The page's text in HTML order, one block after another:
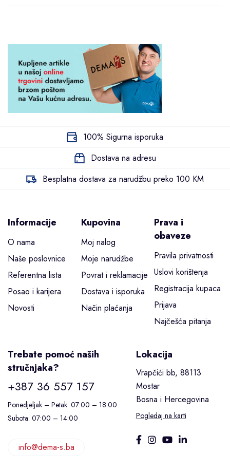
100% Sigurna isporuka
Dostava na adresu
Besplatna dostava za narudžbu preko 100 KM
Informacije
O nama
Naše poslovnice
Referentna lista
Posao i karijera
Novosti
Kupovina
Moj nalog
Moje narudžbe
Povrat i reklamacije
Dostava i isporuka
Način plaćanja
Prava i
obaveze
Pravila privatnosti
Uslovi korištenja
Registracija kupaca
Prijava
Najčešća pitanja
Trebate pomoć naših
stručnjaka?
+387 36 557 157
Ponedjeljak – Petak: 07:00 – 18:00
Subota: 07:00 – 14:00
info@dema-s.ba
Lokacija
Vrapčići bb, 88113
Mostar
Bosna i Hercegovina
Pogledaj na karti